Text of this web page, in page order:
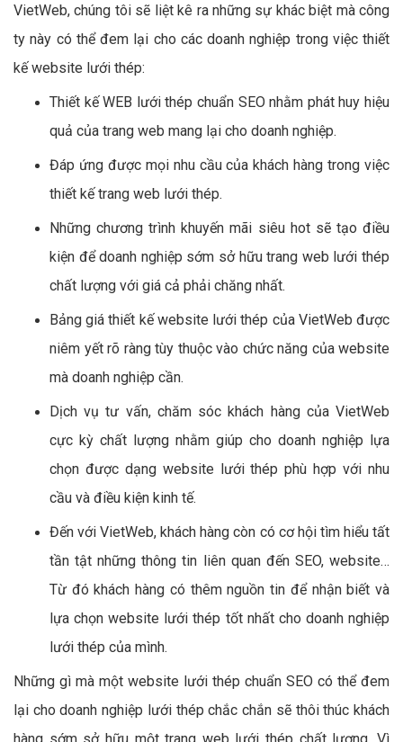
VietWeb, chúng tôi sẽ liệt kê ra những sự khác biệt mà công
ty này có thể đem lại cho các doanh nghiệp trong việc thiết
kế website lưới thép:
Thiết kế WEB lưới thép chuẩn SEO nhằm phát huy hiệu
quả của trang web mang lại cho doanh nghiệp.
Đáp ứng được mọi nhu cầu của khách hàng trong việc
thiết kế trang web lưới thép.
Những chương trình khuyến mãi siêu hot sẽ tạo điều
kiện để doanh nghiệp sớm sở hữu trang web lưới thép
chất lượng với giá cả phải chăng nhất.
Bảng giá thiết kế website lưới thép của VietWeb được
niêm yết rõ ràng tùy thuộc vào chức năng của website
mà doanh nghiệp cần.
Dịch vụ tư vấn, chăm sóc khách hàng của VietWeb
cực kỳ chất lượng nhằm giúp cho doanh nghiệp lựa
chọn được dạng website lưới thép phù hợp với nhu
cầu và điều kiện kinh tế.
Đến với VietWeb, khách hàng còn có cơ hội tìm hiểu tất
tần tật những thông tin liên quan đến SEO, website…
Từ đó khách hàng có thêm nguồn tin để nhận biết và
lựa chọn website lưới thép tốt nhất cho doanh nghiệp
lưới thép của mình.
Những gì mà một website lưới thép chuẩn SEO có thể đem
lại cho doanh nghiệp lưới thép chắc chắn sẽ thôi thúc khách
hàng sớm sở hữu một trang web lưới thép chất lượng. Vì